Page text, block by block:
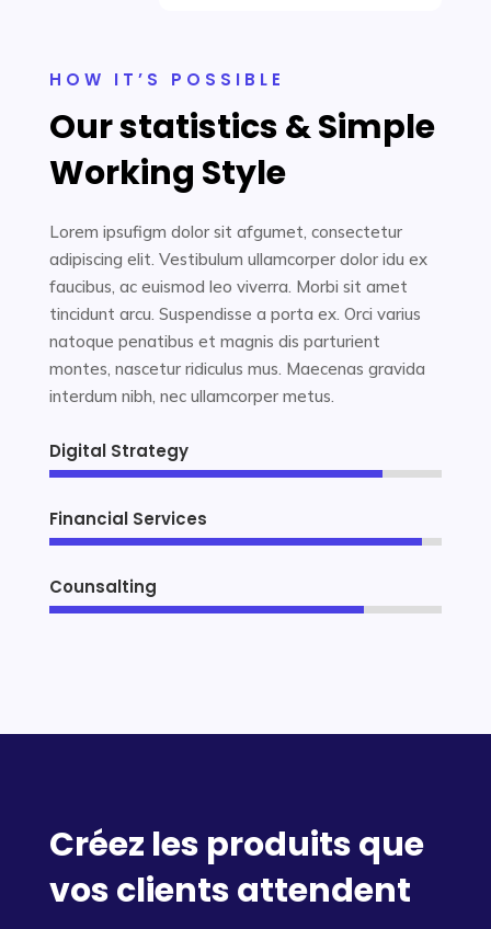
HOW IT’S POSSIBLE
Our statistics & Simple
Working Style
Lorem ipsufigm dolor sit afgumet, consectetur
adipiscing elit. Vestibulum ullamcorper dolor idu ex
faucibus, ac euismod leo viverra. Morbi sit amet
tincidunt arcu. Suspendisse a porta ex. Orci varius
natoque penatibus et magnis dis parturient
montes, nascetur ridiculus mus. Maecenas gravida
interdum nibh, nec ullamcorper metus.
Digital Strategy
85%
85%
Financial Services
95%
95%
Counsalting
80%
80%
Créez les produits que
vos clients attendent